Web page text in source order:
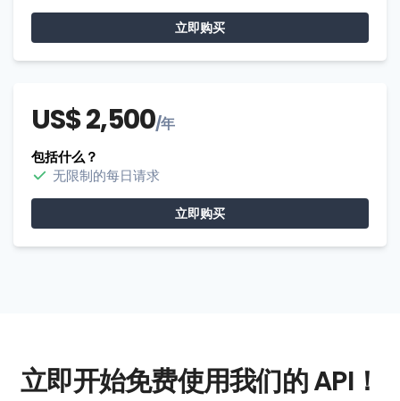
立即购买
US$ 2,500/年
包括什么？
无限制的每日请求
立即购买
立即开始免费使用我们的 API！